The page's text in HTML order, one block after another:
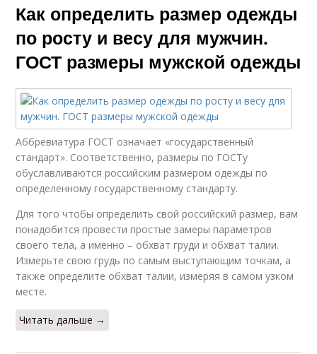
Как определить размер одежды
по росту и весу для мужчин.
ГОСТ размеры мужской одежды
Аббревиатура ГОСТ означает «государственный
стандарт». Соответственно, размеры по ГОСТу
обуславливаются российским размером одежды по
определенному государственному стандарту.
Для того чтобы определить свой российский размер, вам
понадобится провести простые замеры параметров
своего тела, а именно – обхват груди и обхват талии.
Измерьте свою грудь по самым выступающим точкам, а
также определите обхват талии, измеряя в самом узком
месте.
Читать дальше →